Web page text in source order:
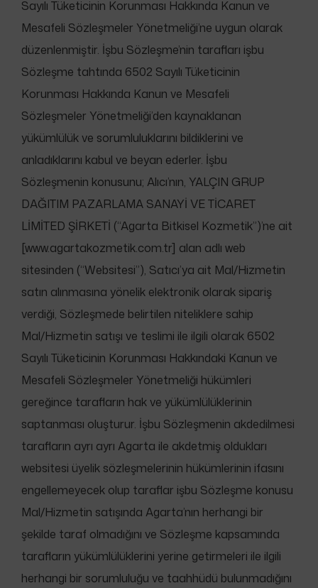
Sayılı Tüketicinin Korunması Hakkında Kanun ve
Mesafeli Sözleşmeler Yönetmeliği’ne uygun olarak
düzenlenmiştir. İşbu Sözleşme’nin tarafları işbu
Sözleşme tahtında 6502 Sayılı Tüketicinin
Korunması Hakkında Kanun ve Mesafeli
Sözleşmeler Yönetmeliği’den kaynaklanan
yükümlülük ve sorumluluklarını bildiklerini ve
anladıklarını kabul ve beyan ederler. İşbu
Sözleşmenin konusunu; Alıcı’nın, YALÇIN GRUP
DAĞITIM PAZARLAMA SANAYİ VE TİCARET
LİMİTED ŞİRKETİ (“Agarta Bitkisel Kozmetik”)’ne ait
[www.agartakozmetik.com.tr] alan adlı web
sitesinden (“Websitesi”), Satıcı’ya ait Mal/Hizmetin
satın alınmasına yönelik elektronik olarak sipariş
verdiği, Sözleşmede belirtilen niteliklere sahip
Mal/Hizmetin satışı ve teslimi ile ilgili olarak 6502
Sayılı Tüketicinin Korunması Hakkındaki Kanun ve
Mesafeli Sözleşmeler Yönetmeliği hükümleri
gereğince tarafların hak ve yükümlülüklerinin
saptanması oluşturur. İşbu Sözleşmenin akdedilmesi
tarafların ayrı ayrı Agarta ile akdetmiş oldukları
websitesi üyelik sözleşmelerinin hükümlerinin ifasını
engellemeyecek olup taraflar işbu Sözleşme konusu
Mal/Hizmetin satışında Agarta’nın herhangi bir
şekilde taraf olmadığını ve Sözleşme kapsamında
tarafların yükümlülüklerini yerine getirmeleri ile ilgili
herhangi bir sorumluluğu ve taahhüdü bulunmadığını